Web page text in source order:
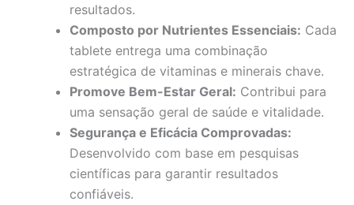
resultados.
Composto por Nutrientes Essenciais: Cada
tablete entrega uma combinação
estratégica de vitaminas e minerais chave.
Promove Bem-Estar Geral: Contribui para
uma sensação geral de saúde e vitalidade.
Segurança e Eficácia Comprovadas:
Desenvolvido com base em pesquisas
científicas para garantir resultados
confiáveis.